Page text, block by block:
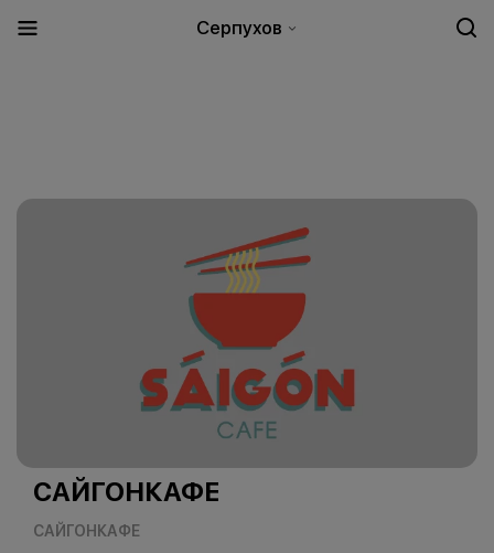
Серпухов
САЙГОНКАФЕ
САЙГОНКАФЕ